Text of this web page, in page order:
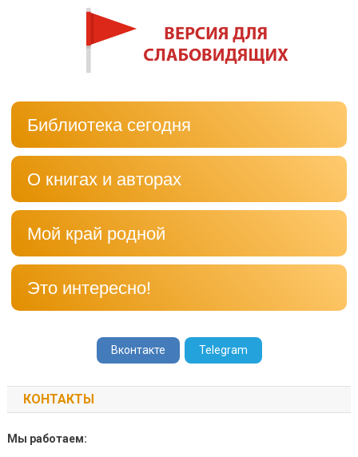
Библиотека сегодня
О книгах и авторах
Мой край родной
Это интересно!
Вконтакте Telegram
КОНТАКТЫ
Мы работаем: